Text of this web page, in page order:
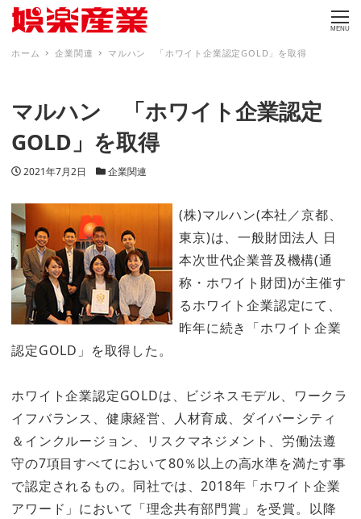
MENU
ホーム 企業関連 マルハン 「ホワイト企業認定GOLD」を取得
マルハン 「ホワイト企業認定
GOLD」を取得
投稿日
2021年7月2日 カテゴリー
企業関連
(株)マルハン(本社／京都、
東京)は、一般財団法人 日
本次世代企業普及機構(通
称・ホワイト財団)が主催す
るホワイト企業認定にて、
昨年に続き「ホワイト企業
認定GOLD」を取得した。
ホワイト企業認定GOLDは、ビジネスモデル、ワークラ
イフバランス、健康経営、人材育成、ダイバーシティ
＆インクルージョン、リスクマネジメント、労働法遵
守の7項目すべてにおいて80％以上の高水準を満たす事
で認定されるもの。同社では、2018年「ホワイト企業
アワード」において「理念共有部門賞」を受賞。以降